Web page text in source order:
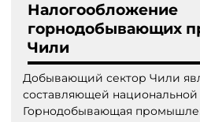
Налогообложение
горнодобывающих
Чили
Добывающий сектор Чили
составляющей
Горнодобывающая